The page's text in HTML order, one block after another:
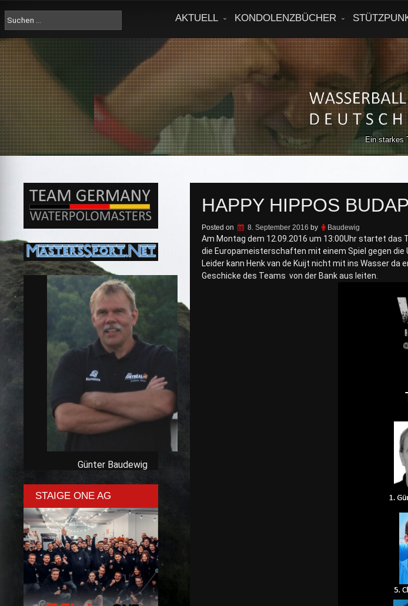
content
Suche
nach:
AKTUELL KONDOLENZBÜCHER
Ein starkes
HAPPY HIPPOS
Posted on 8. September 2016 by Baudewig
Am Montag dem 12.09.2016 um 13:00Uhr startet das
die Europameisterschaften mit einem Spiel gegen die
Leider kann Henk van de Kuijt nicht mit ins Wasser da
Geschicke des Teams von der Bank aus leiten.
Günter Baudewig
STAIGE ONE AG